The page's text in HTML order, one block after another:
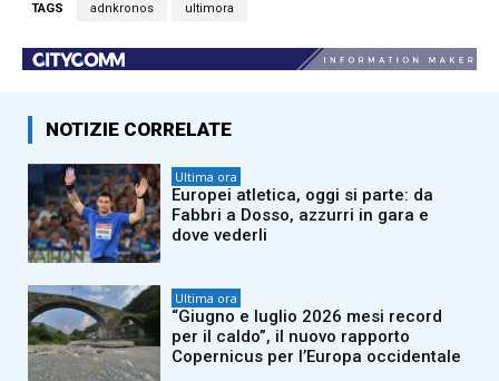
TAGS adnkronos ultimora
NOTIZIE CORRELATE
Ultima ora
Europei atletica, oggi si parte: da
Fabbri a Dosso, azzurri in gara e
dove vederli
Ultima ora
“Giugno e luglio 2026 mesi record
per il caldo”, il nuovo rapporto
Copernicus per l’Europa occidentale